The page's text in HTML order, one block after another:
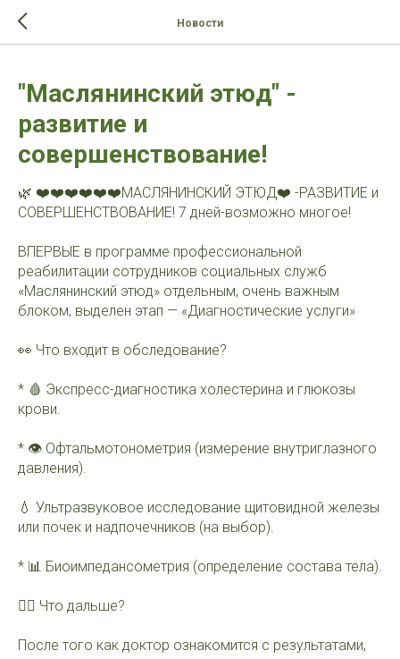
Новости
"Маслянинский этюд" -
развитие и
совершенствование!
🌿 ❤️❤️❤️❤️❤️❤️МАСЛЯНИНСКИЙ ЭТЮД❤️ -РАЗВИТИЕ и
СОВЕРШЕНСТВОВАНИЕ! 7 дней-возможно многое!
ВПЕРВЫЕ в программе профессиональной
реабилитации сотрудников социальных служб
«Маслянинский этюд» отдельным, очень важным
блоком, выделен этап — «Диагностические услуги»
👀 Что входит в обследование?
* 🩸 Экспресс-диагностика холестерина и глюкозы
крови.
* 👁️ Офтальмотонометрия (измерение внутриглазного
давления).
💧 Ультразвуковое исследование щитовидной железы
или почек и надпочечников (на выбор).
* 📊 Биоимпедансометрия (определение состава тела).
👨‍⚕️ Что дальше?
После того как доктор ознакомится с результатами,